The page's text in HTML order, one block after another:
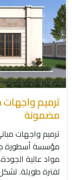
ترميم
مضمونة
ترميم واجهات
مؤسسة أسطورة
مواد عالية
لفترة طويلة.